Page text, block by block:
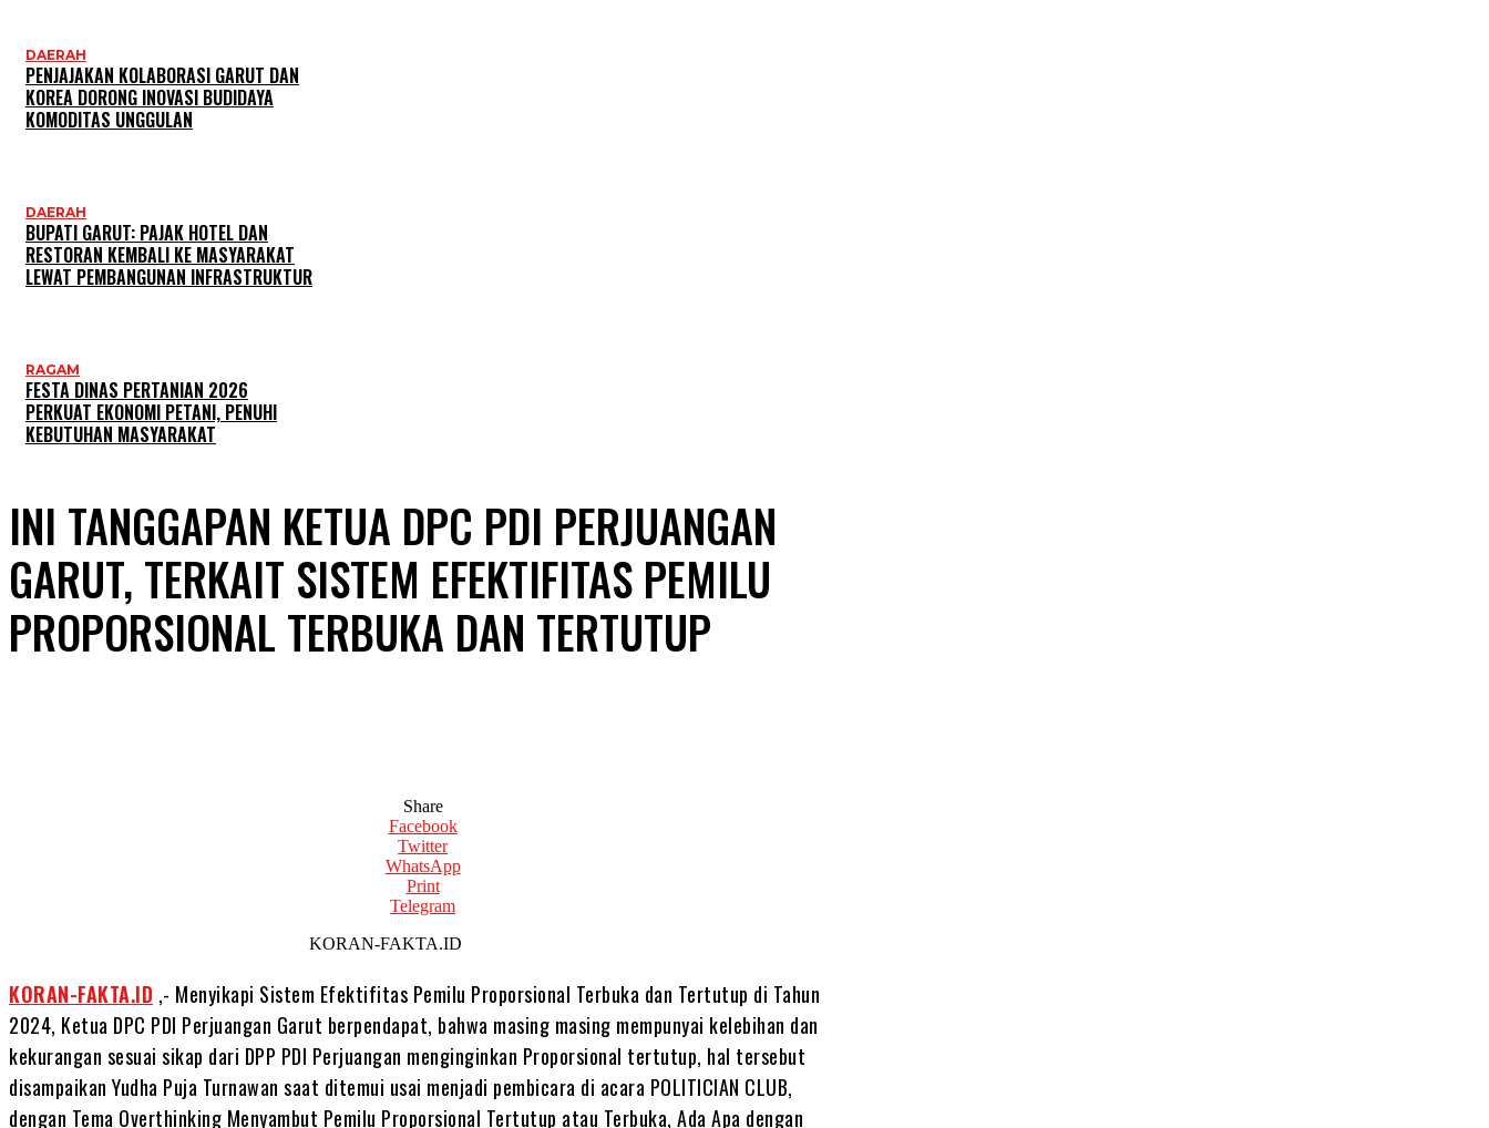
DAERAH
PENJAJAKAN KOLABORASI GARUT DAN
KOREA DORONG INOVASI BUDIDAYA
KOMODITAS UNGGULAN
DAERAH
BUPATI GARUT: PAJAK HOTEL DAN
RESTORAN KEMBALI KE MASYARAKAT
LEWAT PEMBANGUNAN INFRASTRUKTUR
RAGAM
FESTA DINAS PERTANIAN 2026
PERKUAT EKONOMI PETANI, PENUHI
KEBUTUHAN MASYARAKAT
INI TANGGAPAN KETUA DPC PDI PERJUANGAN
GARUT, TERKAIT SISTEM EFEKTIFITAS PEMILU
PROPORSIONAL TERBUKA DAN TERTUTUP
Share
Facebook
Twitter
WhatsApp
Print
Telegram
KORAN-FAKTA.ID
KORAN-FAKTA.ID ,- Menyikapi Sistem Efektifitas Pemilu Proporsional Terbuka dan Tertutup di Tahun
2024, Ketua DPC PDI Perjuangan Garut berpendapat, bahwa masing masing mempunyai kelebihan dan
kekurangan sesuai sikap dari DPP PDI Perjuangan menginginkan Proporsional tertutup, hal tersebut
disampaikan Yudha Puja Turnawan saat ditemui usai menjadi pembicara di acara POLITICIAN CLUB,
dengan Tema Overthinking Menyambut Pemilu Proporsional Tertutup atau Terbuka, Ada Apa dengan